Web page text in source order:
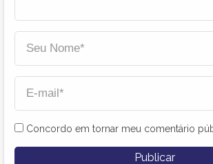
Concordo em tornar meu comentário